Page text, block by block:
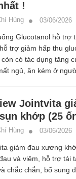
!
Hùng 03/06/2026
Glucotanol hỗ trợ
trợ giảm hấp thu
còn có tác dụng tăng
ngủ, ăn kém ở
Jointvita
khớp (25
Hùng 03/06/2026
giảm đau xương
và viêm, hỗ trợ tái
chắc chắn, bổ sung